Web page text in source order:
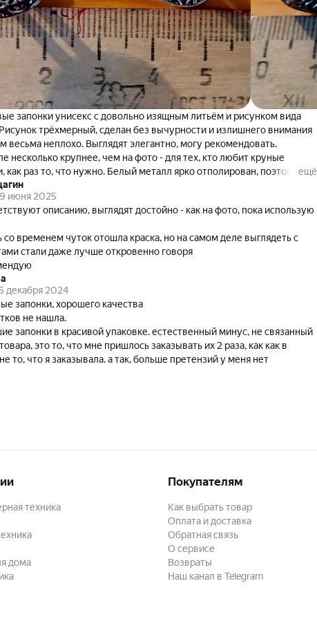
запонки унисекс с довольно изящным литьём и рисунком вида
трёхмерный, сделан без вычурности и излишнего внимания
весьма неплохо. Выглядят элегантно, могу рекомендовать.
несколько крупнее, чем на фото - для тех, кто любит круные
как раз то, что нужно. Белый металл ярко отполирован, поэтому
насыщенных оттенков.
ещё
июня 2025
описанию, выглядят достойно - как на фото, пока использую
со временем чуток отошла краска, но на самом деле выглядеть с
стали даже лучше откровенно говоря
декабря 2024
запонки, хорошего качества
не нашла.
запонки в красивой упаковке. естественный минус, не связанный
это то, что мне пришлось заказывать их 2 раза, как как в
то, что я заказывала. а так, больше претензий у меня нет
техника
дома
Покупателям
Как выбрать товар
Оплата и доставка
Обратная связь
О сервисе
Возвраты
Наш канал в Telegram